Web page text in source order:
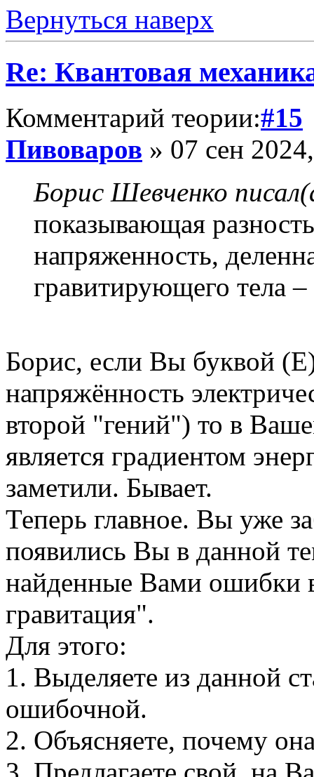
Вернуться наверх
Re: Квантовая
Комментарий теории:#15
Пивоваров » 07 сен
Борис Шевченко
показывающая
напряженность,
гравитирующего тела
Борис, если Вы буквой
напряжённость
второй "гений") то в
является градиентом
заметили. Бывает.
Теперь главное. Вы уже
появились Вы в данной
найденные Вами ошибки
гравитация".
Для этого:
1. Выделяете из данной
ошибочной.
2. Объясняете, почему